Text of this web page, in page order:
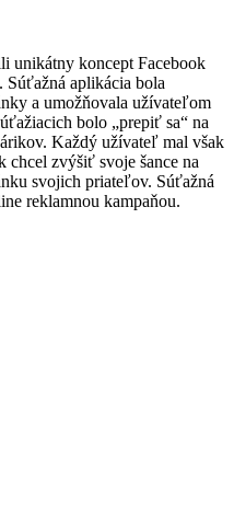
unikátny koncept Facebook
Súťažná aplikácia bola
a umožňovala užívateľom
bolo „prepiť sa“ na
Každý užívateľ mal však
chcel zvýšiť svoje šance na
svojich priateľov. Súťažná
reklamnou kampaňou.